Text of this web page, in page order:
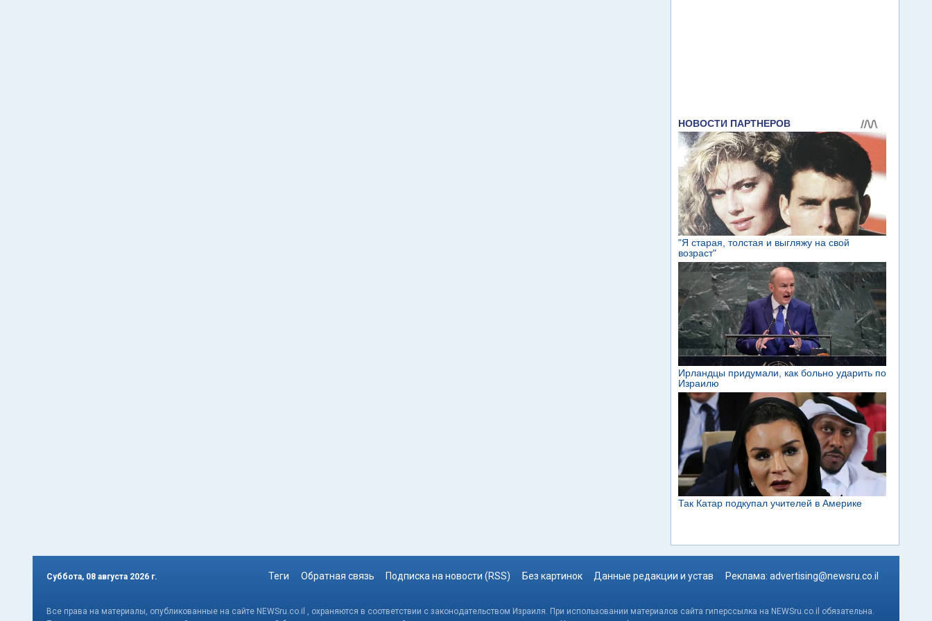
Суббота, 08 августа 2026 г. Теги Обратная связь Подписка на новости (RSS) Без картинок Данные редакции и устав Реклама: advertising@newsru.co.il
Все права на материалы, опубликованные на сайте NEWSru.co.il , охраняются в соответствии с законодательством Израиля. При использовании материалов сайта гиперссылка на NEWSru.co.il обязательна.